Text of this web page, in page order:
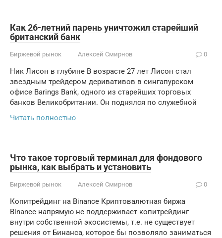
Как 26-летний парень уничтожил старейший
британский банк
Биржевой рынок Алексей Смирнов 0
Ник Лисон в глубине В возрасте 27 лет Лисон стал
звездным трейдером деривативов в сингапурском
офисе Barings Bank, одного из старейших торговых
банков Великобритании. Он поднялся по служебной
Читать полностью
Что такое торговый терминал для фондового
рынка, как выбрать и установить
Биржевой рынок Алексей Смирнов 0
Копитрейдинг на Binance Криптовалютная биржа
Binance напрямую не поддерживает копитрейдинг
внутри собственной экосистемы, т.е. не существует
решения от Бинанса, которое бы позволяло заниматься